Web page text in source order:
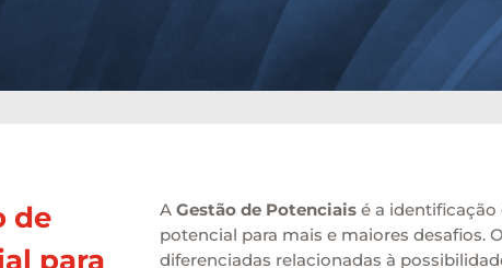
de
para
AGestão de Potenciais é a
potencial para mais e maiores desafios.
diferenciadas relacionadas à